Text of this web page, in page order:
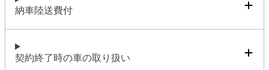
納車陸送費付
契約終了時の車の取り扱い